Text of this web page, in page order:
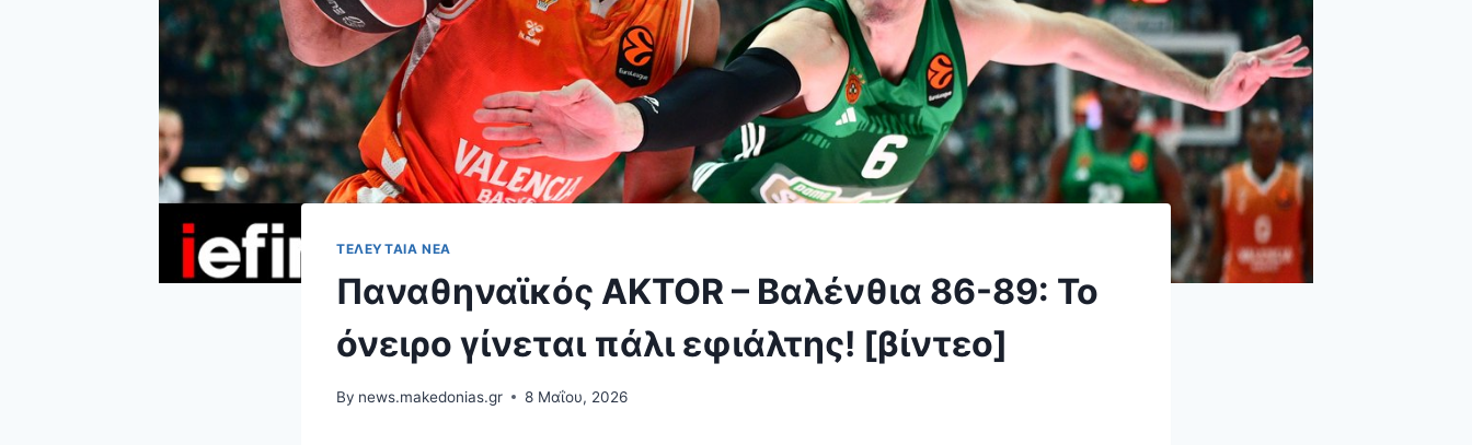
ΤΕΛΕΥΤΑΊΑ ΝΈΑ
Παναθηναϊκός AKTOR – Βαλένθια 86-89: Το
όνειρο γίνεται πάλι εφιάλτης! [βίντεο]
By news.makedonias.gr 8 Μαΐου, 2026